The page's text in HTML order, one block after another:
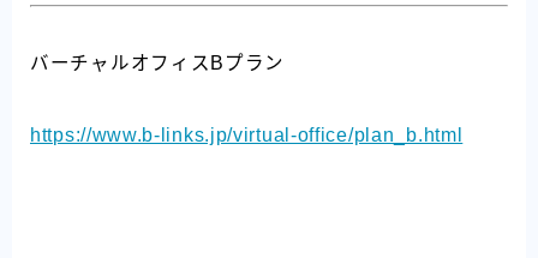
バーチャルオフィスBプラン
https://www.b-links.jp/virtual-office/plan_b.html